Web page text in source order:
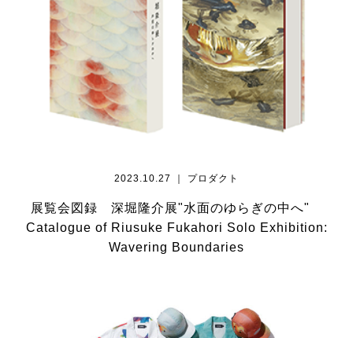
2023.10.27 ｜ プロダクト
展覧会図録 深堀隆介展"水面のゆらぎの中へ"
Catalogue of Riusuke Fukahori Solo Exhibition:
Wavering Boundaries